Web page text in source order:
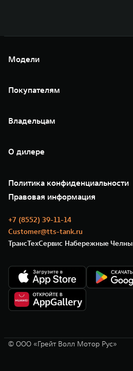
Модели
TANK 400
TANK 500
Покупателям
Тест-драйв
TANK Финансы
Корпоративным клиентам
Зарядные станции
Владельцам
Помощь на дороге
Новые цифровые сервисы TANK
Сервис
Нулевое ТО
Моторные масла
О дилере
35 лет GWM
GWM ТЕХ ДЕНЬ
Новости
Политика конфиденциальности
Правовая информация
+7 (8552) 39-11-14
Customer@tts-tank.ru
ТрансТехСервис Набережные Челны
© ООО «Грейт Волл Мотор Рус»